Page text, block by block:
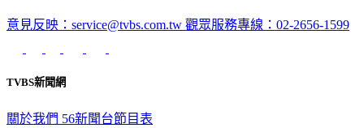
意見反映：service@tvbs.com.tw 觀眾服務專線：02-2656-1599
TVBS新聞網
關於我們 56新聞台節目表